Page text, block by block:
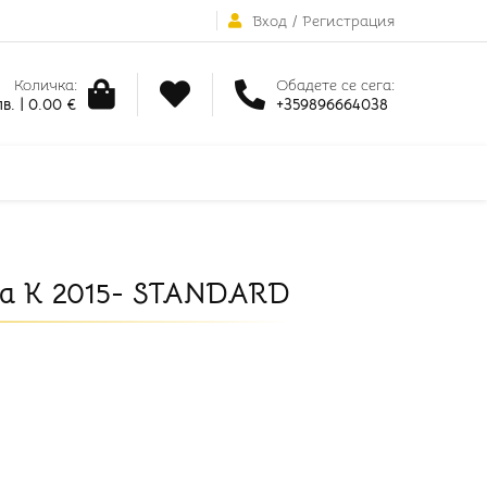
Вход / Регистрация
Количка:
| 0.00 €
Обадете се сега:
+359896664038
K 2015- STANDARD